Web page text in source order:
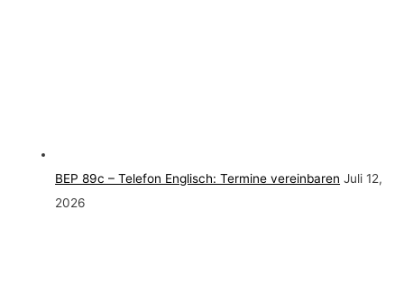
BEP 89c – Telefon Englisch: Termine vereinbaren Juli 12,
2026